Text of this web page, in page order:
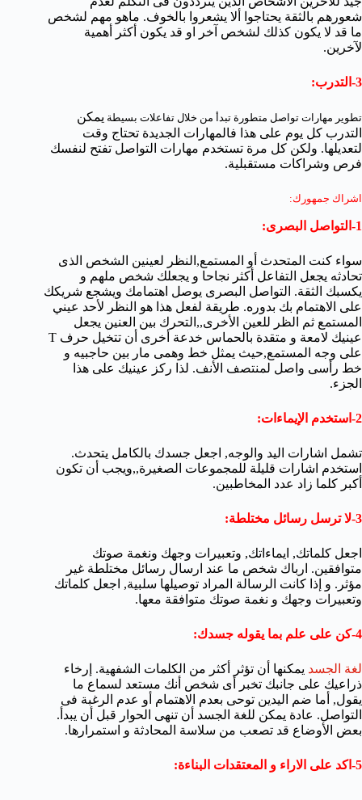
شعورهم بالثقة يحتاجوا ألا يشعروا بالخوف. ماهو مهم لشخص
ما قد لا يكون كذلك لشخص آخر او قد يكون أكثر أهمية
لآخرين.
3-التدرب:
تطوير مهارات تواصل متطورة تبدأ من خلال تفاعلات بسيطة يمكن
التدرب كل يوم على هذا فالمهارات الجديدة تحتاج وقت
لتعديلها. ولكن كل مرة تستخدم مهارات التواصل تفتح لنفسك
فرص وشراكات مستقبلية.
اشراك جمهورك:
1-التواصل البصرى:
سواء كنت المتحدث أو المستمع,النظر لعينين الشخص الذى
تحادثه يجعل التفاعل أكثر نجاحا و يجعلك شخص ملهم و
يكسبك الثقة. التواصل البصرى يوصل اهتمامك ويشجع شريكك
على الاهتمام بك بدوره. طريقة لفعل هذا هو النظر لأحد عيني
المستمع ثم الظر للعين الأخرى,,التحرك بين العنين يجعل
عينيك لامعة و متقدة بالحماس خدعة أخرى أن تتخيل حرف T
على وجه المستمع,حيث يمثل خط وهمى مار بين حاجبيه و
خط رأسى واصل لمنتصف الأنف. لذا ركز عينيك على هذا
الجزء.
2-استخدم الإيماءات:
تشمل اشارات اليد والوجه, اجعل جسدك بالكامل يتحدث.
استخدم اشارات قليلة للمجموعات الصغيرة,,ويجب أن تكون
أكبر كلما زاد عدد المخاطبين.
3-لا ترسل رسائل مختلطة:
اجعل كلماتك, ايماءاتك, وتعبيرات وجهك ونغمة صوتك
متوافقين. ارباك شخص ما عند ارسال رسائل مختلطة غير
مؤثر. و إذا كانت الرسالة المراد توصيلها سلبية, اجعل كلماتك
وتعبيرات وجهك و نغمة صوتك متوافقة معها.
4-كن على علم بما يقوله جسدك:
لغة الجسد يمكنها أن تؤثر أكثر من الكلمات الشفهية. إرخاء
ذراعيك على جانبك تخبر أى شخص أنك مستعد لسماع ما
يقول, أما ضم اليدين توحى بعدم الاهتمام أو عدم الرغبة فى
التواصل. عادة يمكن للغة الجسد أن تنهى الحوار قبل أن يبدأ.
بعض الأوضاع قد تصعب من سلاسة المحادثة و استمرارها.
5-اكد على الاراء و المعتقدات البناءة: